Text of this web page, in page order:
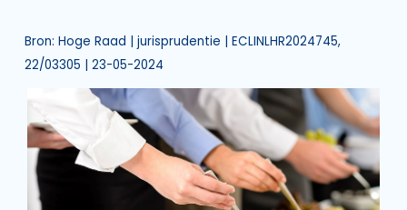
Bron: Hoge Raad | jurisprudentie | ECLINLHR2024745,
22/03305 | 23-05-2024